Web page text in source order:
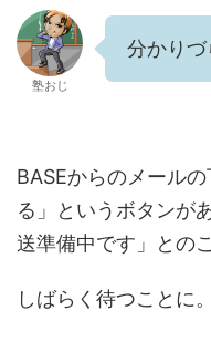
塾おじ
分かりづ
BASEからのメール
る」というボタンが
送準備中です」とのこ
しばらく待つことに。